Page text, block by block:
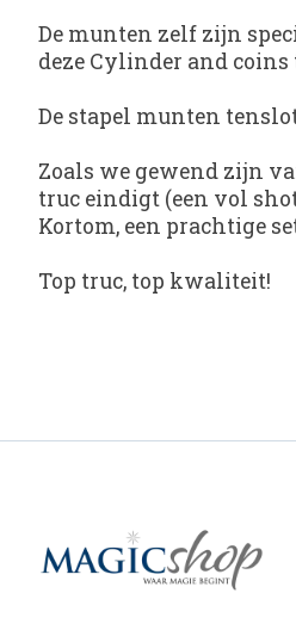
De munten zelf zijn
deze Cylinder and coins
De stapel munten
Zoals we gewend zijn
truc eindigt (een vol
Kortom, een prachtige
Top truc, top kwaliteit!